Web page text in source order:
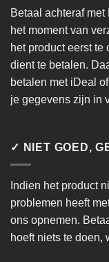
Betaal achteraf
het moment van
het product eerst
dient te betalen.
betalen met iDeal
je gegevens zijn in
✓ NIET GOED,
Indien het product
problemen heeft
ons opnemen.
hoeft niets te doen,